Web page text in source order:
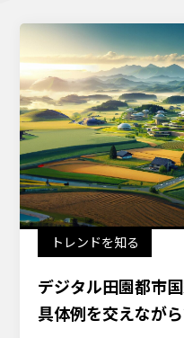
トレンドを知る
デジタル田園都市
具体例を交えなが